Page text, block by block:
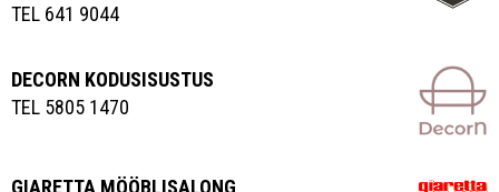
TEL 641 9044
DECORN KODUSISUSTUS
TEL 5805 1470
GIARETTA MÖÖBLISALONG